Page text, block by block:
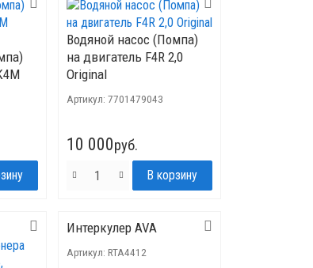
Водяной насос (Помпа)
на двигатель F4R 2,0
Original
Артикул: 7701479043
10 000руб.
Интеркулер AVA
Артикул: RTA4412